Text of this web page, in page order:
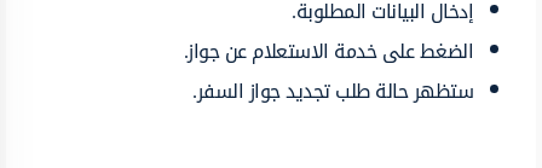
إدخال البيانات المطلوبة.
الضغط على خدمة الاستعلام عن جواز.
ستظهر حالة طلب تجديد جواز السفر.